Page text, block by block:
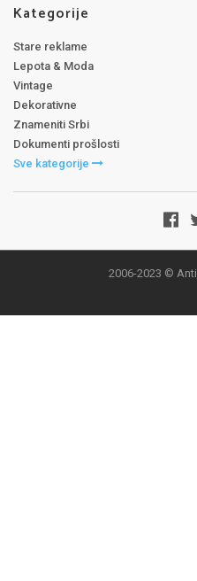
Kategorije
Stare reklame
Lepota & Moda
Vintage
Dekorativne
Znameniti Srbi
Dokumenti prošlosti
Sve kategorije
2006-2023 ©